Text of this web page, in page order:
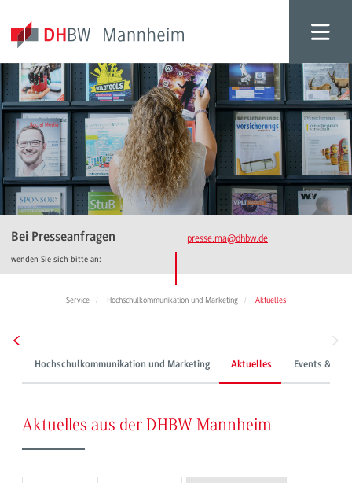
Bei Presseanfragen
wenden Sie sich bitte an:
presse.ma@dhbw.de
Service Hochschulkommunikation und Marketing Aktuelles
Hochschulkommunikation und Marketing Aktuelles Events &
Aktuelles aus der DHBW Mannheim